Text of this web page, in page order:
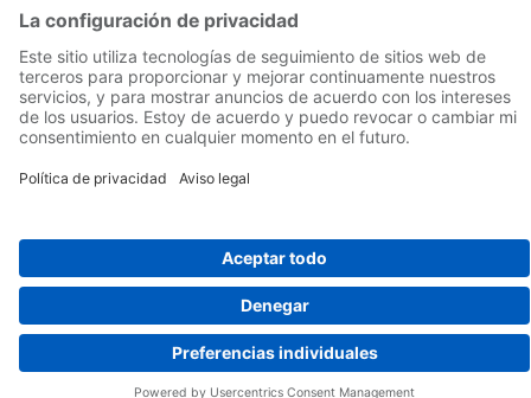
Inicio Términos y Condiciones
Aviso legal
Yaskawa Europe GmbH